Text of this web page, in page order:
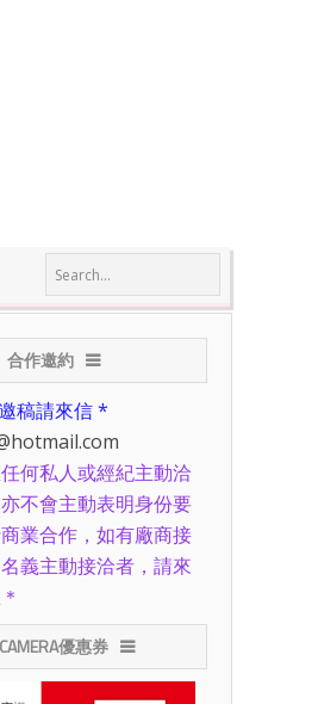
合作邀約
稿請來信 *
何私人或經紀主動洽
不會主動表明身份要
業合作，如有廠商接
義主動接洽者，請來
優惠券